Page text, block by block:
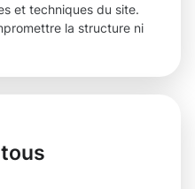
et techniques du site.
la structure ni